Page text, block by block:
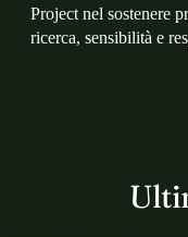
Project nel sostenere
ricerca, sensibilità e